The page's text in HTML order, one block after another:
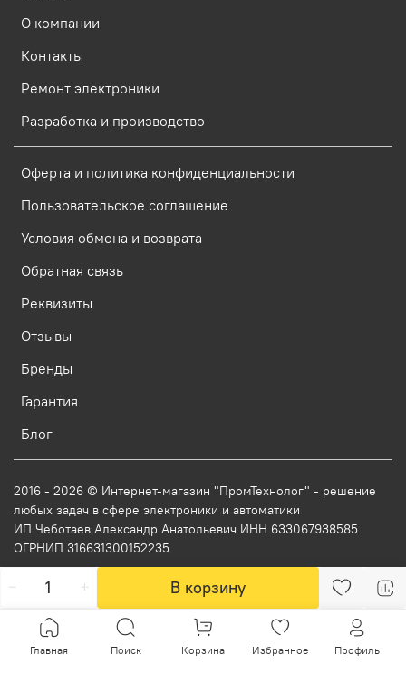
В корзину
О компании
Контакты
Ремонт электроники
Разработка и производство
Оферта и политика конфиденциальности
Пользовательское соглашение
Условия обмена и возврата
Обратная связь
Реквизиты
Отзывы
Бренды
Гарантия
Блог
2016 - 2026 © Интернет-магазин "ПромТехнолог" - решение
любых задач в сфере электроники и автоматики
ИП Чеботаев Александр Анатольевич ИНН 633067938585
ОГРНИП 316631300152235
Главная Поиск Корзина Избранное Профиль